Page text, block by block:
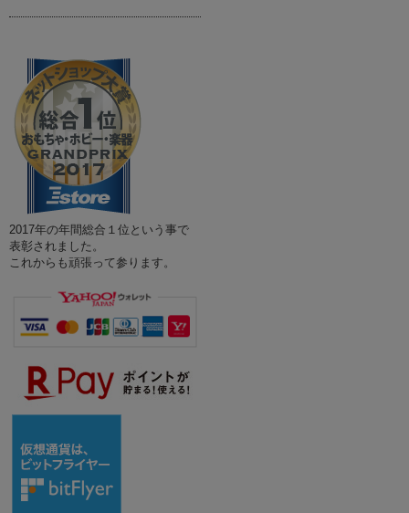
2017年の年間総合１位という事で
表彰されました。
これからも頑張って参ります。